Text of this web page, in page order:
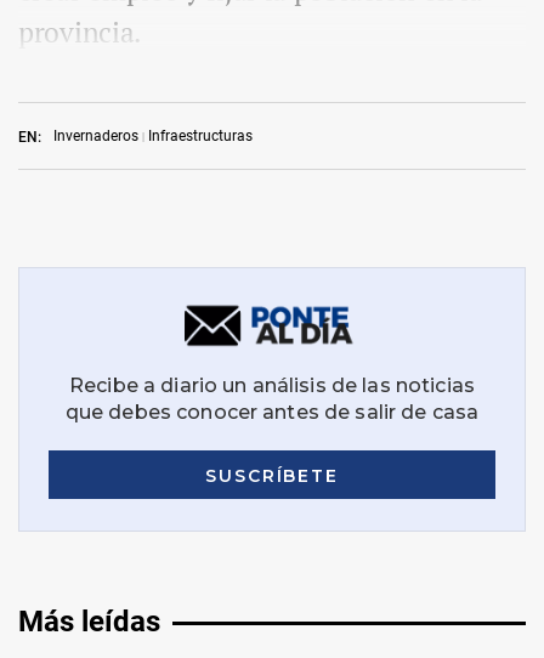
EN: Invernaderos Infraestructuras
provincia.
Más leídas